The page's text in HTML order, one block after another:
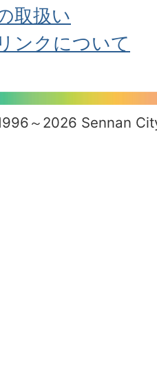
取扱い
ンクについて
～2026 Sennan